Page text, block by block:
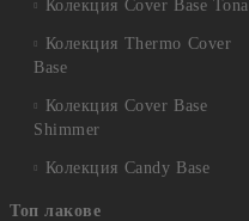
Колекция Cover Base Tonal
Колекция Thermo Cover
Base
Колекция Cover Base
Shimmer
Колекция Candy Base
Топ лакове